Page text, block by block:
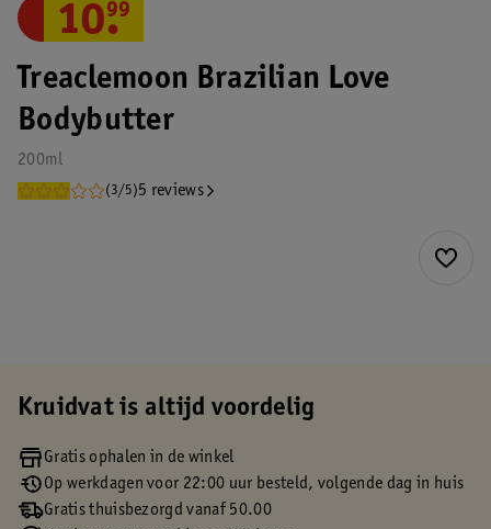
Treaclemoon Brazilian Love
Bodybutter
200ml
(3/5)5 reviews
10.
99
Kruidvat is altijd voordelig
Gratis ophalen in de winkel
Op werkdagen voor 22:00 uur besteld, volgende dag in huis
Gratis thuisbezorgd vanaf 50.00